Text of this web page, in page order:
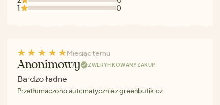
1
0
Miesiąc temu
Anonimowy ZWERYFIKOWANY ZAKUP
Bardzo ładne
Przetłumaczono automatycznie z greenbutik.cz